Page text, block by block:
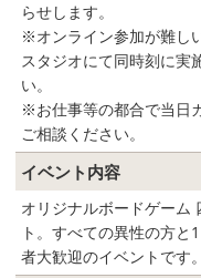
らせします。
※オンライン参加が難し
スタジオにて同時刻に実
い。
※お仕事等の都合で当日
ご相談ください。
イベント内容
オリジナルボードゲーム
ト。すべての異性の方
者大歓迎のイベントです。